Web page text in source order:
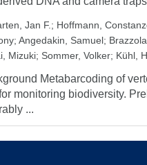
Jan F. ; Hoffmann,
; Angedakin, Samuel;
Mizuki; Sommer, Volker; Kühl,
Metabarcoding of
monitoring biodiversity.
...